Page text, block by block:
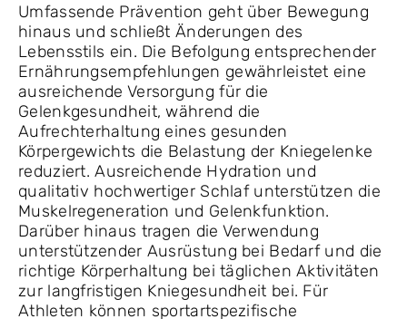
Umfassende Prävention geht über Bewegung
hinaus und schließt Änderungen des
Lebensstils ein. Die Befolgung entsprechender
Ernährungsempfehlungen gewährleistet eine
ausreichende Versorgung für die
Gelenkgesundheit, während die
Aufrechterhaltung eines gesunden
Körpergewichts die Belastung der Kniegelenke
reduziert. Ausreichende Hydration und
qualitativ hochwertiger Schlaf unterstützen die
Muskelregeneration und Gelenkfunktion.
Darüber hinaus tragen die Verwendung
unterstützender Ausrüstung bei Bedarf und die
richtige Körperhaltung bei täglichen Aktivitäten
zur langfristigen Kniegesundheit bei. Für
Athleten können sportartspezifische